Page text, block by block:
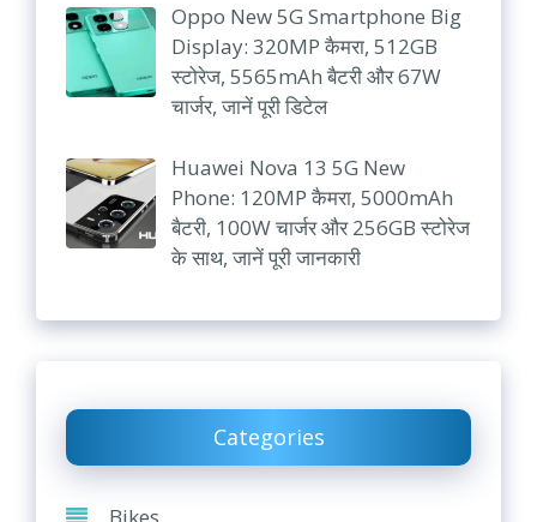
Oppo New 5G Smartphone Big
Display: 320MP कैमरा, 512GB
स्टोरेज, 5565mAh बैटरी और 67W
चार्जर, जानें पूरी डिटेल
Huawei Nova 13 5G New
Phone: 120MP कैमरा, 5000mAh
बैटरी, 100W चार्जर और 256GB स्टोरेज
के साथ, जानें पूरी जानकारी
Categories
Bikes